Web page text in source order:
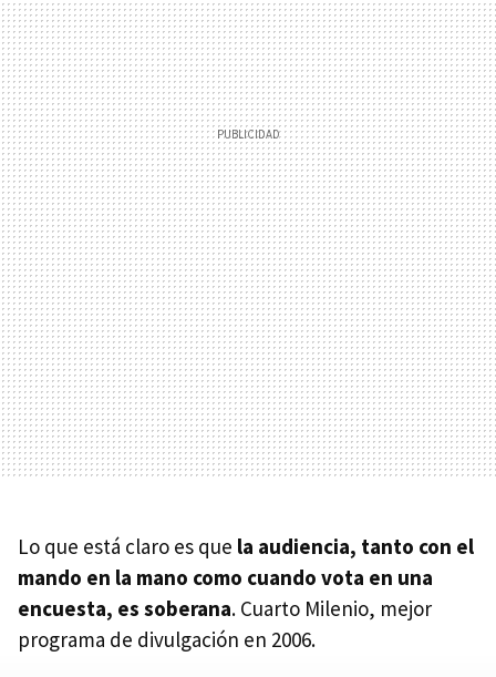
Lo que está claro es que la audiencia, tanto con el
mando en la mano como cuando vota en una
encuesta, es soberana. Cuarto Milenio, mejor
programa de divulgación en 2006.